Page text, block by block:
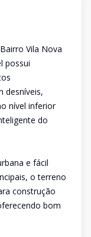
Vila Nova
possui
desníveis,
nível inferior
do
e fácil
o terreno
construção
bom